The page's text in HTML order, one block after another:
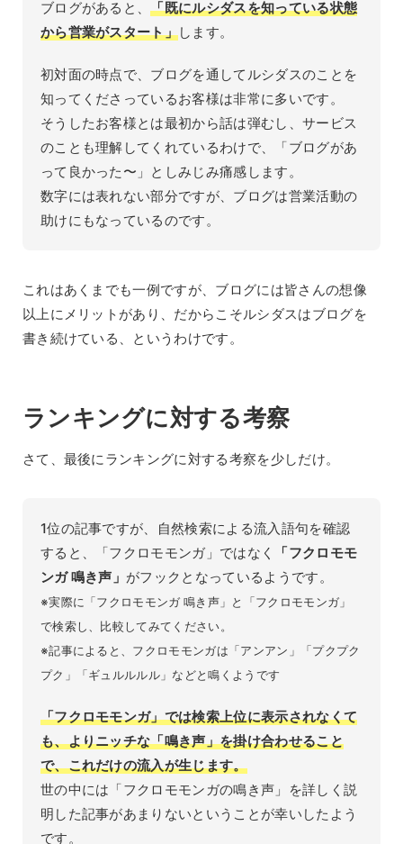
ブログがあると、「既にルシダスを知っている状態
から営業がスタート」します。
初対面の時点で、ブログを通してルシダスのことを
知ってくださっているお客様は非常に多いです。
そうしたお客様とは最初から話は弾むし、サービス
のことも理解してくれているわけで、「ブログがあ
って良かった〜」としみじみ痛感します。
数字には表れない部分ですが、ブログは営業活動の
助けにもなっているのです。
これはあくまでも一例ですが、ブログには皆さんの想像
以上にメリットがあり、だからこそルシダスはブログを
書き続けている、というわけです。
ランキングに対する考察
さて、最後にランキングに対する考察を少しだけ。
1位の記事ですが、自然検索による流入語句を確認
すると、「フクロモモンガ」ではなく
「フクロモモ
ンガ 鳴き声」 がフックとなっているようです。
※実際に「フクロモモンガ 鳴き声」と「フクロモモンガ」
で検索し、比較してみてください。
※記事によると、フクロモモンガは「アンアン」「プクプク
プク」「ギュルルルル」などと鳴くようです
「フクロモモンガ」では検索上位に表示されなくて
も、よりニッチな「鳴き声」を掛け合わせること
で、これだけの流入が生じます。
世の中には「フクロモモンガの鳴き声」を詳しく説
明した記事があまりないということが幸いしたよう
です。